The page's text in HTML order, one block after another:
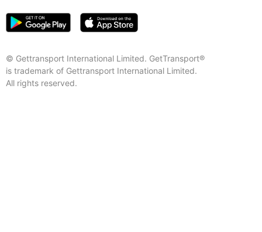
© Gettransport International Limited. GetTransport®
is trademark of Gettransport International Limited.
All rights reserved.